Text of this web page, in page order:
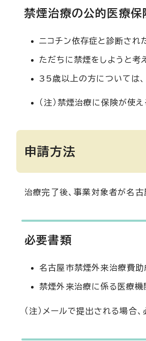
禁煙治療の公的医療保
ニコチン依存症と診断され
ただちに禁煙をしようと考
35歳以上の方については
（注）禁煙治療に保険が使
申請方法
治療完了後、事業対象者が名
必要書類
名古屋市禁煙外来治療費助
禁煙外来治療に係る医療機
（注）メールで提出される場合